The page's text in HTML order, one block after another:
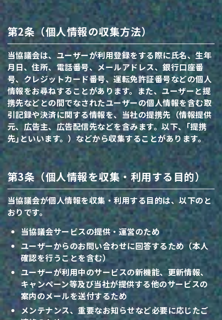
第2条（個人情報の収集方法）
当協議会は、ユーザーが利用登録をする際に氏名、生年
月日、住所、電話番号、メールアドレス、銀行口座番
号、クレジットカード番号、運転免許証番号などの個人
情報をお尋ねすることがあります。また、ユーザーと提
携先などとの間でなされたユーザーの個人情報を含む取
引記録や決済に関する情報を、当社の提携先（情報提供
元、広告主、広告配信先などを含みます。以下、｢提携
先｣といいます。）などから収集することがあります。
第3条（個人情報を収集・利用する目的）
当協議会が個人情報を収集・利用する目的は、以下のと
おりです。
当協議会サービスの提供・運営のため
ユーザーからのお問い合わせに回答するため（本人
確認を行うことを含む）
ユーザーが利用中のサービスの新機能、更新情報、
キャンペーン等及び当社が提供する他のサービスの
案内のメールを送付するため
メンテナンス、重要なお知らせなど必要に応じたご